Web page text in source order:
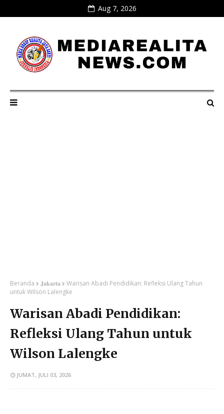
Aug 7, 2026
Beranda 𝐉𝐚𝐤𝐚𝐫𝐭𝐚
Warisan Abadi Pendidikan: Refleksi Ulang Tahun
untuk Wilson Lalengke
Warisan Abadi Pendidikan:
Refleksi Ulang Tahun untuk
Wilson Lalengke
JUMAT, JULI 03, 2026